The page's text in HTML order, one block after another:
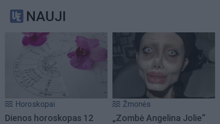
NAUJI
Horoskopai
Dienos horoskopas 12
Žmonės
„Zombė Angelina Jolie“